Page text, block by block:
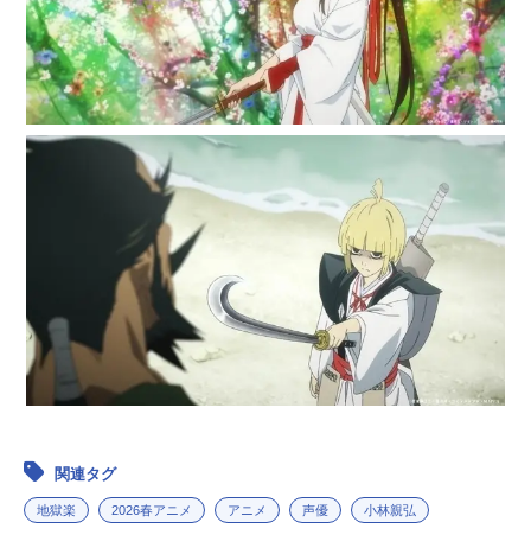
関連タグ
地獄楽 2026春アニメ アニメ 声優 小林親弘